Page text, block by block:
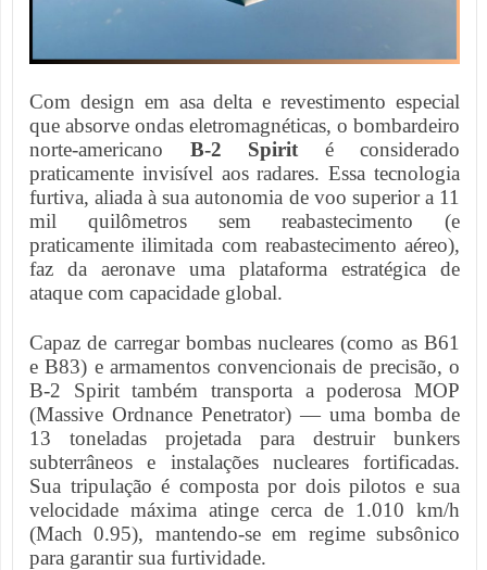
Com design em asa delta e revestimento especial
que absorve ondas eletromagnéticas, o bombardeiro
norte-americano B-2 Spirit é considerado
praticamente invisível aos radares. Essa tecnologia
furtiva, aliada à sua autonomia de voo superior a 11
mil quilômetros sem reabastecimento (e
praticamente ilimitada com reabastecimento aéreo),
faz da aeronave uma plataforma estratégica de
ataque com capacidade global.
Capaz de carregar bombas nucleares (como as B61
e B83) e armamentos convencionais de precisão, o
B-2 Spirit também transporta a poderosa MOP
(Massive Ordnance Penetrator) — uma bomba de
13 toneladas projetada para destruir bunkers
subterrâneos e instalações nucleares fortificadas.
Sua tripulação é composta por dois pilotos e sua
velocidade máxima atinge cerca de 1.010 km/h
(Mach 0.95), mantendo-se em regime subsônico
para garantir sua furtividade.